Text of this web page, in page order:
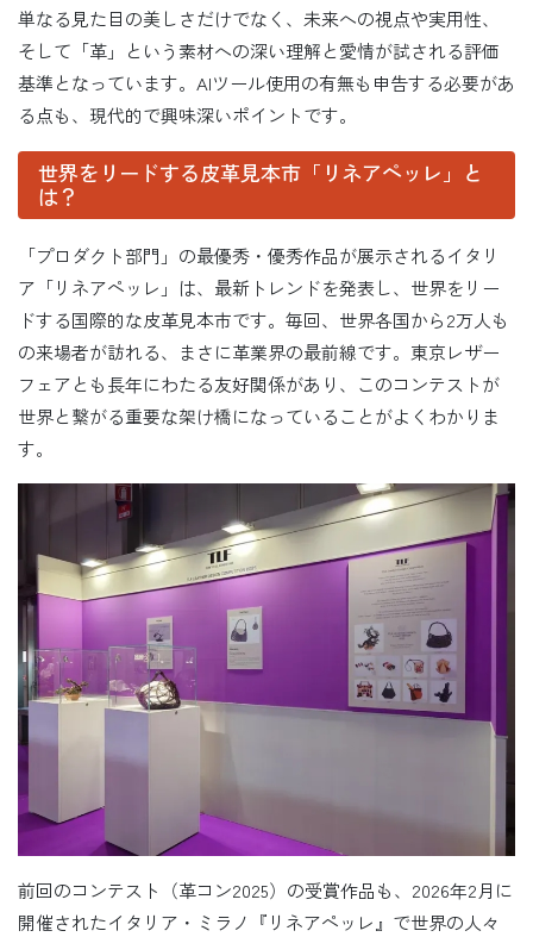
単なる見た目の美しさだけでなく、未来への視点や実用性、
そして「革」という素材への深い理解と愛情が試される評価
基準となっています。AIツール使用の有無も申告する必要があ
る点も、現代的で興味深いポイントです。
世界をリードする皮革見本市「リネアペッレ」と
は？
「プロダクト部門」の最優秀・優秀作品が展示されるイタリ
ア「リネアペッレ」は、最新トレンドを発表し、世界をリー
ドする国際的な皮革見本市です。毎回、世界各国から2万人も
の来場者が訪れる、まさに革業界の最前線です。東京レザー
フェアとも長年にわたる友好関係があり、このコンテストが
世界と繋がる重要な架け橋になっていることがよくわかりま
す。
前回のコンテスト（革コン2025）の受賞作品も、2026年2月に
開催されたイタリア・ミラノ『リネアペッレ』で世界の人々